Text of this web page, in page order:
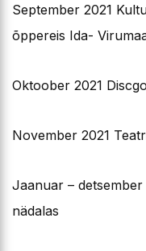
September 2021
õppereis Ida-
Oktoober 2021
November 2021
Jaanuar –
nädalas